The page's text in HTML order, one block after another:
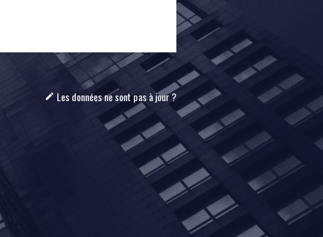
mode_edit Les données ne sont pas à jour ?